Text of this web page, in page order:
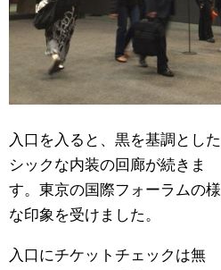
入口を入ると、黒を基調とした
シックな内装の回廊が続きま
す。東京の国際フォーラムの様
な印象を受けました。
入口にチケットチェックは無